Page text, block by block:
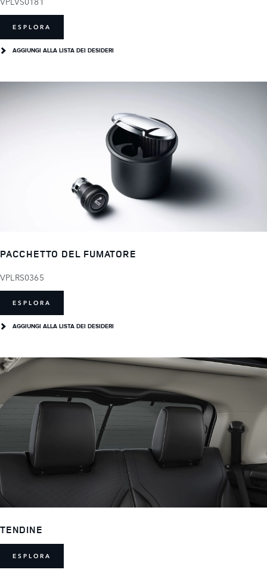
ESPLORA
AGGIUNGI ALLA LISTA DEI DESIDERI
PACCHETTO DEL FUMATORE
VPLRS0365
ESPLORA
AGGIUNGI ALLA LISTA DEI DESIDERI
TENDINE
ESPLORA